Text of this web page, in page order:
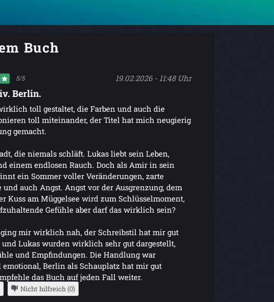
Buch
5/5 19.02.2026 - 11:48 Uhr
Berlin.
toll gestaltet, die Farben und auch die
toll miteinander, der Titel hat mich neugierig
gemacht.
die niemals schläft. Lukas liebt sein Leben,
einem endlosen Rauch. Doch als Amir in sein
ein Sommer voller Veränderungen, zarte
und auch Angst. Angst vor der Ausgrenzung, dem
Kuss am Müggelsee wird zum Schlüsselmoment,
Gefühle aber darf das wirklich sein?
ging mir wirklich nah, der Schreibstil hat mir gut
Lukas wurden wirklich sehr gut dargestellt,
und Empfindungen. Die Handlung war
emotional, Berlin als Schauplatz hat mir gut
das Buch auf jeden Fall weiter.
Nicht hilfreich (0)